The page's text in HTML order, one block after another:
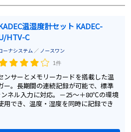
温湿度計セット KADEC-
HTV-C
ーナシステム ／ ノースワン
1件
ンサーとメモリーカードを搭載した温
ー。長期間の連続記録が可能で、標準
ネル入力に対応。－25～＋80℃の環境
用でき、温度・湿度を同時に記録でき